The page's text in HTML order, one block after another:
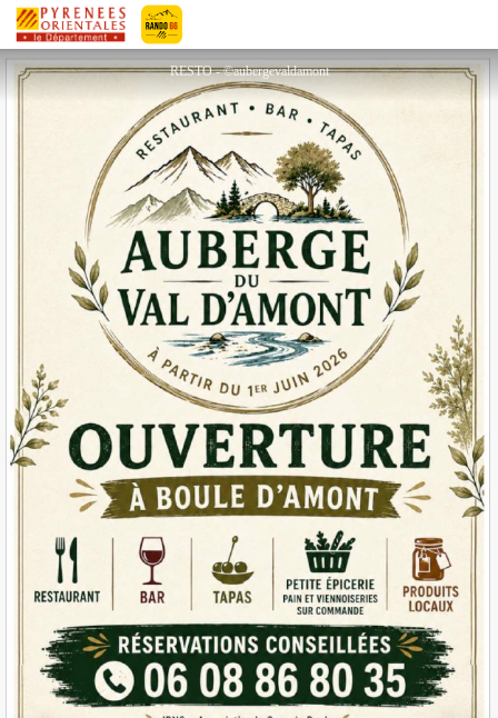
Pyrénées-Orientales Le Département
AUBERGE DU VAL D'AMONT
RESTO - ©aubergevaldamont